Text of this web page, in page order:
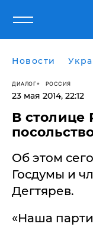
Новости
ДИАЛОГ РОССИЯ
23 мая 2014, 22:12
В столице
Об этом
Госдумы и
Дегтярев.
«Наша